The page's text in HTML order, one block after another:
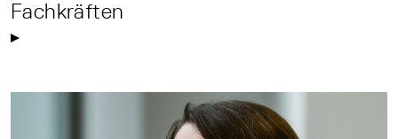
Fachkräften